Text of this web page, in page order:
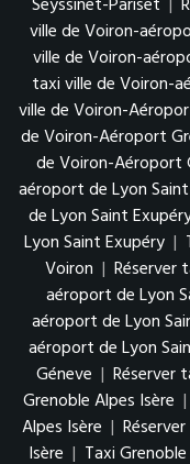
Seyssinet-Pariset |
ville de Voiron-
ville de Voiron-
taxi ville de Voiron-
ville de Voiron-
de Voiron-Aéroport
de Voiron-Aéroport
aéroport de Lyon
de Lyon Saint
Lyon Saint Exupéry |
Voiron | Réserver
aéroport de Lyon
aéroport de Lyon
aéroport de Lyon
Géneve | Réserver
Grenoble Alpes Isère |
Alpes Isère |
Isère | Taxi Grenoble